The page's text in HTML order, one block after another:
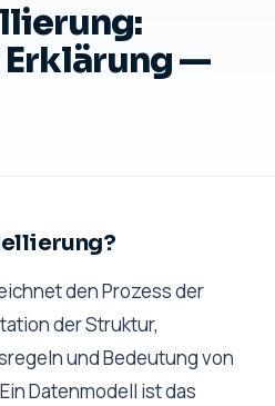
—
den Prozess der
der Struktur,
und Bedeutung von
Datenmodell ist das